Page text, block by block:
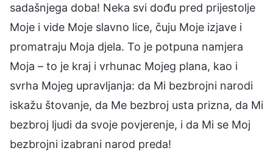
sadašnjega doba! Neka svi dođu pred prijestolje
Moje i vide Moje slavno lice, čuju Moje izjave i
promatraju Moja djela. To je potpuna namjera
Moja – to je kraj i vrhunac Mojeg plana, kao i
svrha Mojeg upravljanja: da Mi bezbrojni narodi
iskažu štovanje, da Me bezbroj usta prizna, da Mi
bezbroj ljudi da svoje povjerenje, i da Mi se Moj
bezbrojni izabrani narod preda!